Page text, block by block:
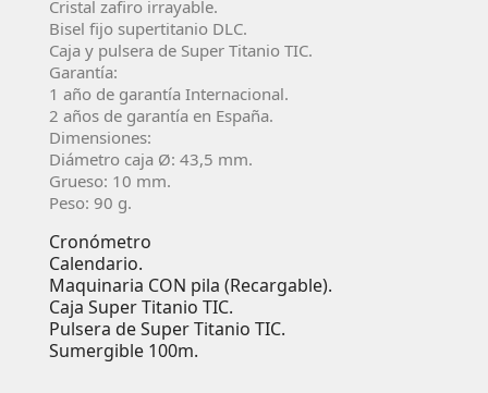
Cristal zafiro irrayable.
Bisel fijo supertitanio DLC.
Caja y pulsera de Super Titanio TIC.
Garantía:
1 año de garantía Internacional.
2 años de garantía en España.
Dimensiones:
Diámetro caja Ø: 43,5 mm.
Grueso: 10 mm.
Peso: 90 g.
Cronómetro
Calendario.
Maquinaria CON pila (Recargable).
Caja Super Titanio TIC.
Pulsera de Super Titanio TIC.
Sumergible 100m.